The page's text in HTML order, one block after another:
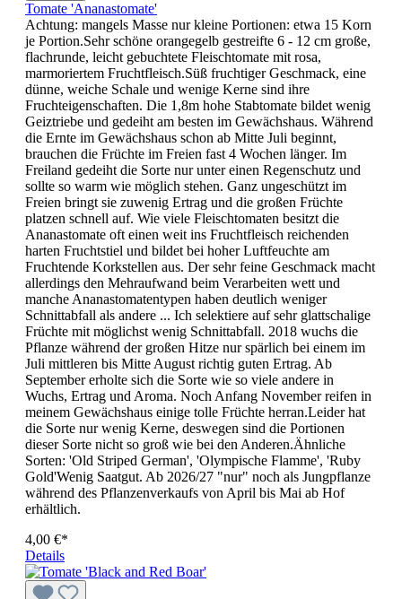
Tomate 'Ananastomate'
Achtung: mangels Masse nur kleine Portionen: etwa 15 Korn
je Portion.Sehr schöne orangegelb gestreifte 6 - 12 cm große,
flachrunde, leicht gebuchtete Fleischtomate mit rosa,
marmoriertem Fruchtfleisch.Süß fruchtiger Geschmack, eine
dünne, weiche Schale und wenige Kerne sind ihre
Fruchteigenschaften. Die 1,8m hohe Stabtomate bildet wenig
Geiztriebe und gedeiht am besten im Gewächshaus. Während
die Ernte im Gewächshaus schon ab Mitte Juli beginnt,
brauchen die Früchte im Freien fast 4 Wochen länger. Im
Freiland gedeiht die Sorte nur unter einen Regenschutz und
sollte so warm wie möglich stehen. Ganz ungeschützt im
Freien bringt sie zuwenig Ertrag und die großen Früchte
platzen schnell auf. Wie viele Fleischtomaten besitzt die
Ananastomate oft einen weit ins Fruchtfleisch reichenden
harten Fruchtstiel und bildet bei hoher Luftfeuchte am
Fruchtende Korkstellen aus. Der sehr feine Geschmack macht
allerdings den Mehraufwand beim Verarbeiten wett und
manche Ananastomatentypen haben deutlich weniger
Schnittabfall als andere ... Ich selektiere auf sehr glattschalige
Früchte mit möglichst wenig Schnittabfall. 2018 wuchs die
Pflanze während der großen Hitze nur spärlich bei einem im
Juli mittleren bis Mitte August richtig guten Ertrag. Ab
September erholte sich die Sorte wie so viele andere in
Wuchs, Ertrag und Aroma. Noch Anfang November reifen in
meinem Gewächshaus einige tolle Früchte herran.Leider hat
die Sorte nur wenig Kerne, deswegen sind die Portionen
dieser Sorte nicht so groß wie bei den Anderen.Ähnliche
Sorten: 'Old Striped German', 'Olympische Flamme', 'Ruby
Gold'Wenig Saatgut. Ab 2026/27 "nur" noch als Jungpflanze
während des Pflanzenverkaufs von April bis Mai ab Hof
erhältlich.
4,00 €*
Details